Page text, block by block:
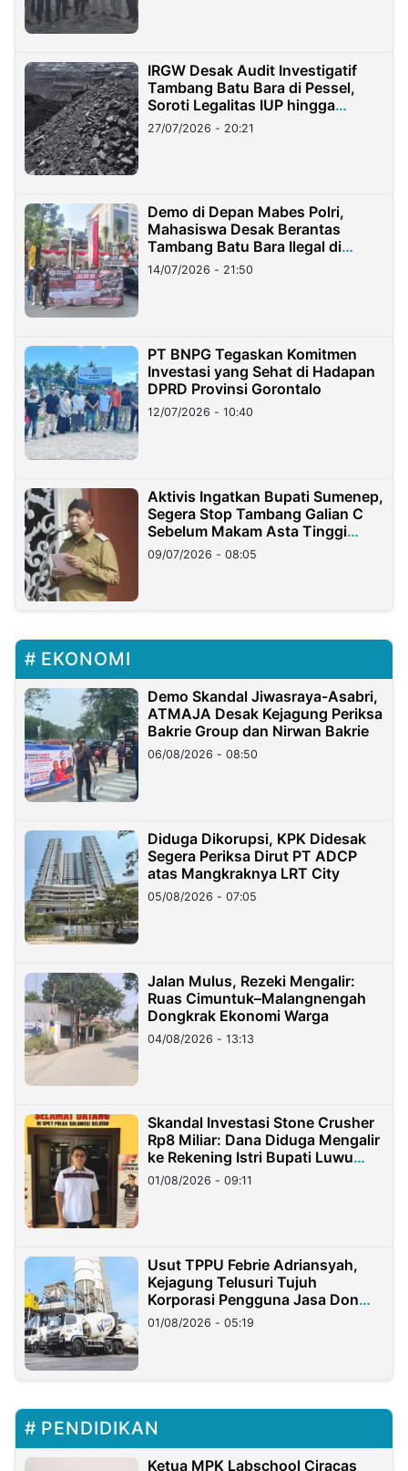
IRGW Desak Audit Investigatif
Tambang Batu Bara di Pessel,
Soroti Legalitas IUP hingga
Stockpile
27/07/2026 - 20:21
Demo di Depan Mabes Polri,
Mahasiswa Desak Berantas
Tambang Batu Bara Ilegal di
Lampung
14/07/2026 - 21:50
PT BNPG Tegaskan Komitmen
Investasi yang Sehat di Hadapan
DPRD Provinsi Gorontalo
12/07/2026 - 10:40
Aktivis Ingatkan Bupati Sumenep,
Segera Stop Tambang Galian C
Sebelum Makam Asta Tinggi
Longsor
09/07/2026 - 08:05
EKONOMI
Demo Skandal Jiwasraya-Asabri,
ATMAJA Desak Kejagung Periksa
Bakrie Group dan Nirwan Bakrie
06/08/2026 - 08:50
Diduga Dikorupsi, KPK Didesak
Segera Periksa Dirut PT ADCP
atas Mangkraknya LRT City
05/08/2026 - 07:05
Jalan Mulus, Rezeki Mengalir:
Ruas Cimuntuk–Malangnengah
Dongkrak Ekonomi Warga
04/08/2026 - 13:13
Skandal Investasi Stone Crusher
Rp8 Miliar: Dana Diduga Mengalir
ke Rekening Istri Bupati Luwu
Timur
01/08/2026 - 09:11
Usut TPPU Febrie Adriansyah,
Kejagung Telusuri Tujuh
Korporasi Pengguna Jasa Don
Ritto
01/08/2026 - 05:19
PENDIDIKAN
Ketua MPK Labschool Ciracas